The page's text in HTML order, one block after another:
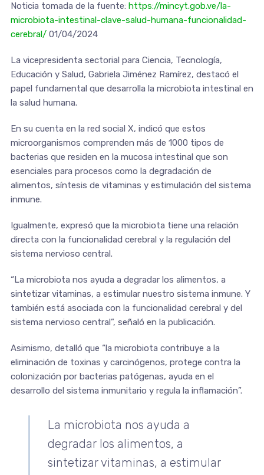
Noticia tomada de la fuente: https://mincyt.gob.ve/la-
microbiota-intestinal-clave-salud-humana-funcionalidad-
cerebral/01/04/2024
La vicepresidenta sectorial para Ciencia, Tecnología,
Educación y Salud, Gabriela Jiménez Ramírez, destacó el
papel fundamental que desarrolla la microbiota intestinal en
la salud humana.
En su cuenta en la red social X, indicó que estos
microorganismos comprenden más de 1000 tipos de
bacterias que residen en la mucosa intestinal que son
esenciales para procesos como la degradación de
alimentos, síntesis de vitaminas y estimulación del sistema
inmune.
Igualmente, expresó que la microbiota tiene una relación
directa con la funcionalidad cerebral y la regulación del
sistema nervioso central.
“La microbiota nos ayuda a degradar los alimentos, a
sintetizar vitaminas, a estimular nuestro sistema inmune. Y
también está asociada con la funcionalidad cerebral y del
sistema nervioso central”, señaló en la publicación.
Asimismo, detalló que “la microbiota contribuye a la
eliminación de toxinas y carcinógenos, protege contra la
colonización por bacterias patógenas, ayuda en el
desarrollo del sistema inmunitario y regula la inflamación”.
La microbiota nos ayuda a
degradar los alimentos, a
sintetizar vitaminas, a estimular